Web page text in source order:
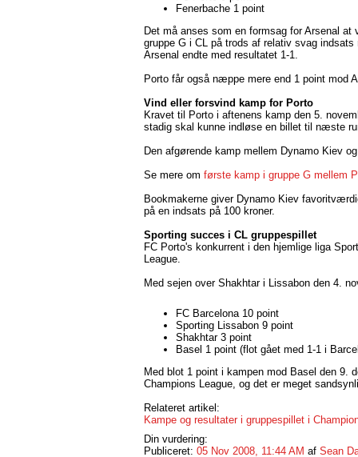
Fenerbache 1 point
Det må anses som en formsag for Arsenal at
gruppe G i CL på trods af relativ svag
Arsenal endte med resultatet 1-1.
Porto får også næppe mere end 1 point mod
Vind eller forsvind kamp for Porto
Kravet til Porto i aftenens kamp den 5.
stadig skal kunne indløse en billet til næste
Den afgørende kamp mellem Dynamo Kiev
Se mere om første kamp i gruppe G mellem
Bookmakerne giver Dynamo Kiev
på en indsats på 100 kroner.
Sporting succes i CL gruppespillet
FC Porto's konkurrent i den hjemlige liga
League.
Med sejen over Shakhtar i Lissabon den 4.
FC Barcelona 10 point
Sporting Lissabon 9 point
Shakhtar 3 point
Basel 1 point (flot gået med 1-1 i
Med blot 1 point i kampen mod Basel den 9.
Champions League, og det er meget
Relateret artikel:
Kampe og resultater i gruppespillet i
Din vurdering:
Publiceret: 05 Nov 2008, 11:44 AM af Sean